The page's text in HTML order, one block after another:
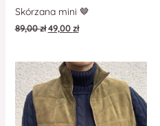
Skórzana mini 🤎
89,00zł 49,00zł